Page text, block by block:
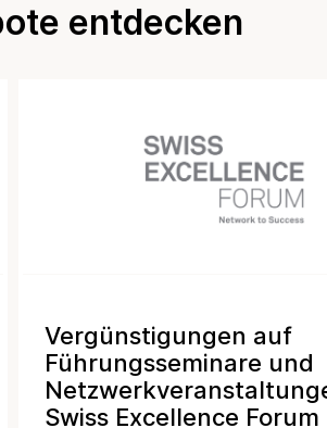
entdecken
Vergünstigungen auf
Führungsseminare und
Swiss Excellence Forum